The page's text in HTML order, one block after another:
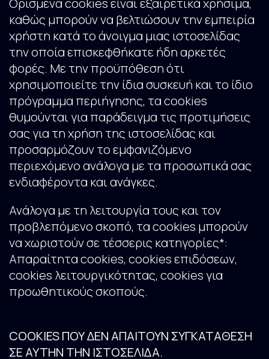
Ορισμένα cookies είναι εξαιρετικά χρήσιμα,
καθώς μπορούν να βελτιώσουν την εμπειρία
χρήστη κατά το άνοιγμα μιας ιστοσελίδας
την οποία επισκεφθήκατε ήδη αρκετές
φορές. Με την προϋπόθεση ότι
χρησιμοποιείτε την ίδια συσκευή και το ίδιο
πρόγραμμα περιήγησης, τα cookies
θυμούνται για παράδειγμα τις προτιμήσεις
σας για τη χρήση της ιστοσελίδας και
προσαρμόζουν το εμφανιζόμενο
περιεχόμενο ανάλογα με τα προσωπικά σας
ενδιαφέροντα και ανάγκες.
Ανάλογα με τη λειτουργία τους και τον
προβλεπόμενο σκοπό, τα cookies μπορούν
να χωριστούν σε τέσσερις κατηγορίες*:
Απαραίτητα cookies, cookies επιδόσεων,
cookies λειτουργικότητας, cookies για
προωθητικούς σκοπούς.
COOKIES ΠΟΥ ΔΕΝ ΑΠΑΙΤΟΥΝ ΣΥΓΚΑΤΑΘΕΣΗ
ΣΕ ΑΥΤΗΝ ΤΗΝ ΙΣΤΟΣΕΛΙΔΑ.